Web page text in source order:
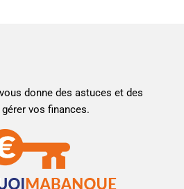
vous donne des astuces et des
vos finances.